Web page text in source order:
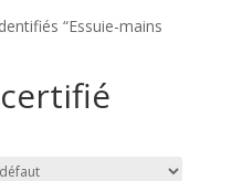
“Essuie-mains